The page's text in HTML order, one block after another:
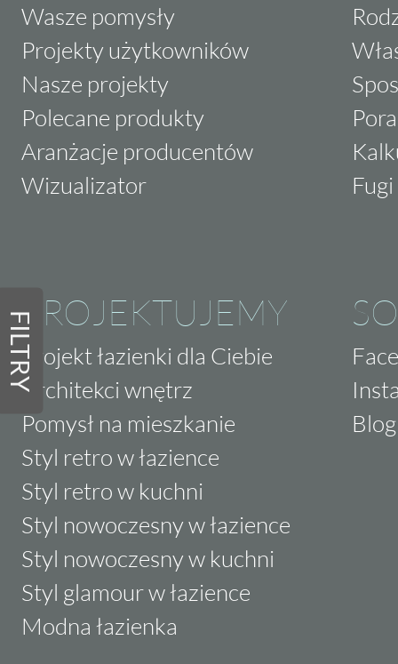
FILTRY
Wasze pomysły
Projekty użytkowników
Nasze projekty
Polecane produkty
Aranżacje producentów
Wizualizator
PROJEKTUJEMY
Projekt łazienki dla Ciebie
Architekci wnętrz
Pomysł na mieszkanie
Styl retro w łazience
Styl retro w kuchni
Styl nowoczesny w łazience
Styl nowoczesny w kuchni
Styl glamour w łazience
Modna łazienka
Blog